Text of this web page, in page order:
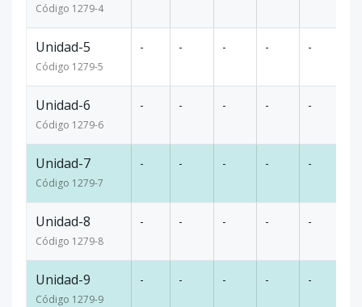
Código 1279-4
Unidad-5
Código 1279-5
- - - - -
Unidad-6
Código 1279-6
- - - - -
Unidad-7
Código 1279-7
- - - - -
Unidad-8
Código 1279-8
- - - - -
Unidad-9
Código 1279-9
- - - - -